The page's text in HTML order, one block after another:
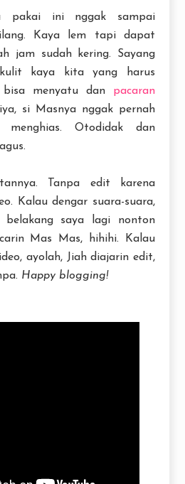
pakai ini nggak sampai
Kaya lem tapi dapat
jam sudah kering. Sayang
kaya kita yang harus
menyatu dan pacaran
si Masnya nggak pernah
Otodidak dan
Tanpa edit karena
Kalau dengar suara-suara,
saya lagi nonton
Mas Mas, hihihi. Kalau
ayolah, Jiah diajarin edit,
Happy blogging!